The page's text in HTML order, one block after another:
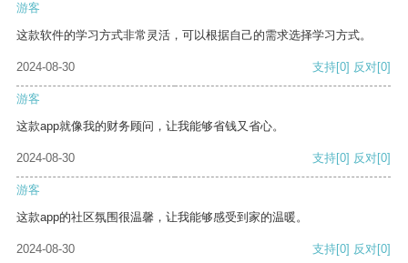
游客
这款软件的学习方式非常灵活，可以根据自己的需求选择学习方式。
2024-08-30 支持[0] 反对[0]
游客
这款app就像我的财务顾问，让我能够省钱又省心。
2024-08-30 支持[0] 反对[0]
游客
这款app的社区氛围很温馨，让我能够感受到家的温暖。
2024-08-30 支持[0] 反对[0]